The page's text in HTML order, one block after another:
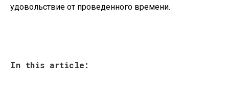
удовольствие от проведенного времени.
In this article: